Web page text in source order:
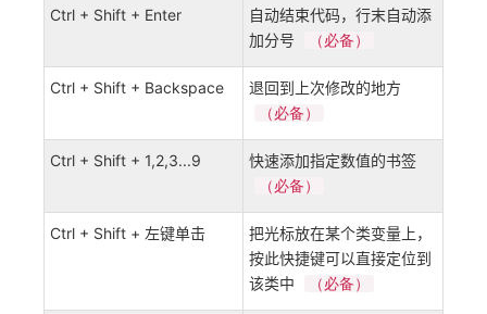
Ctrl + Shift + Enter
自动结束代码，行末自动添
加分号
（必备）
Ctrl + Shift + Backspace 退回到上次修改的地方
（必备）
Ctrl + Shift + 1,2,3...9 快速添加指定数值的书签
（必备）
Ctrl + Shift + 左键单击
把光标放在某个类变量上，
按此快捷键可以直接定位到
该类中
（必备）